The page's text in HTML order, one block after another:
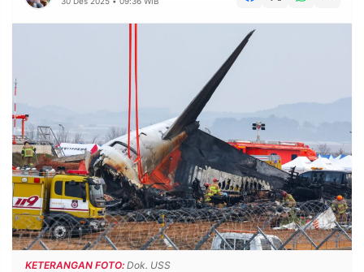
NASIONAL
SPORT
INFORMASI
PRIVACY
POLICY
BERITA
WARGA
INFORMASI
IKLAN
KIRIM
TULISAN
PENGADUAN TERM
OF
KETERANGAN FOTO: Dok. USS